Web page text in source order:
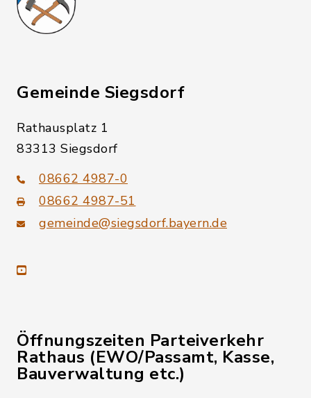
Gemeinde Siegsdorf
Rathausplatz 1
83313 Siegsdorf
08662 4987-0
08662 4987-51
gemeinde@siegsdorf.bayern.de
youtube
Öffnungszeiten Parteiverkehr
Rathaus (EWO/Passamt, Kasse,
Bauverwaltung etc.)